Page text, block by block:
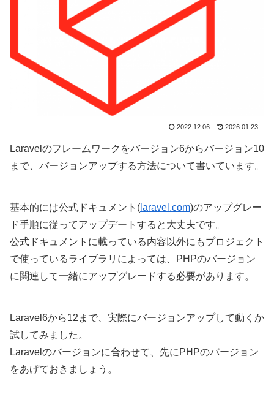
2022.12.06 2026.01.23
Laravelのフレームワークをバージョン6からバージョン10
まで、バージョンアップする方法について書いています。
基本的には公式ドキュメント( laravel.com)のアップグレー
ド手順に従ってアップデートすると大丈夫です。
公式ドキュメントに載っている内容以外にもプロジェクト
で使っているライブラリによっては、PHPのバージョン
に関連して一緒にアップグレードする必要があります。
Laravel6から12まで、実際にバージョンアップして動くか
試してみました。
Laravelのバージョンに合わせて、先にPHPのバージョン
をあげておきましょう。